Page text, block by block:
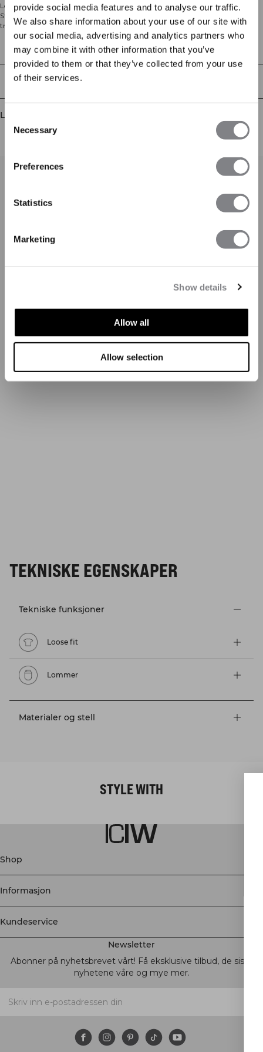
provide social media features and to analyse our traffic.
We also share information about your use of our site with
our social media, advertising and analytics partners who
may combine it with other information that you’ve
provided to them or that they’ve collected from your use
of their services.
Consent
Selection
Necessary
Preferences
Statistics
Marketing
Show details
Allow all
Allow selection
Loungebukser med rette ben i en kraftig børstet loopback-jersey. Everyday
Straight Pants er din daglige favoritt for komfort på vei til og fra
treningssenteret eller hjemme. Bomullsblandingen er myk på innsiden med
en ren finish på utsiden, og den avslappede passformen, elastisk linning med
flat snøring og åpne sidelommer gjør dem enkle å bruke hele dagen. Med
diskret ICIW-branding. 60 % bomull, 40 % polyester.
Tekniske egenskaper
Levering og retur
Lignende produkter
TEKNISKE EGENSKAPER
Tekniske funksjoner
Loose fit
Lommer
Materialer og stell
STYLE WITH
Shop
Informasjon
Kundeservice
Newsletter
Abonner på nyhetsbrevet vårt! Få eksklusive tilbud, de siste
nyhetene våre og mye mer.
FÅ 15%
den første som får høre om
og mye mer